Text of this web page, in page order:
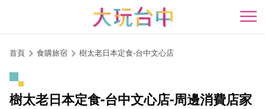
開
首頁 食購旅宿 樹太老日本定食-台中文心店
樹太老日本定食-台中文心店-周邊消費店家